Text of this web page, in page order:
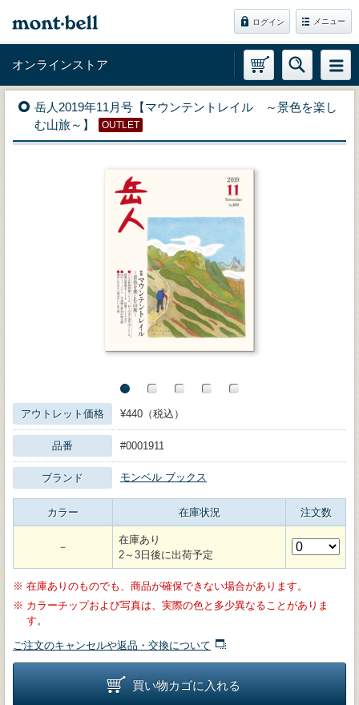
ログイン メニュー
オンラインストア
岳人2019年11月号【マウンテントレイル ～景色を楽し
む山旅～】
OUTLET
アウトレット価格 ¥440（税込）
品番 #0001911
ブランド モンベル ブックス
カラー 在庫状況 注文数
－
在庫あり
2～3日後に出荷予定
※ 在庫ありのものでも、商品が確保できない場合があります。
※ カラーチップおよび写真は、実際の色と多少異なることがありま
す。
ご注文のキャンセルや返品・交換について
買い物カゴに入れる